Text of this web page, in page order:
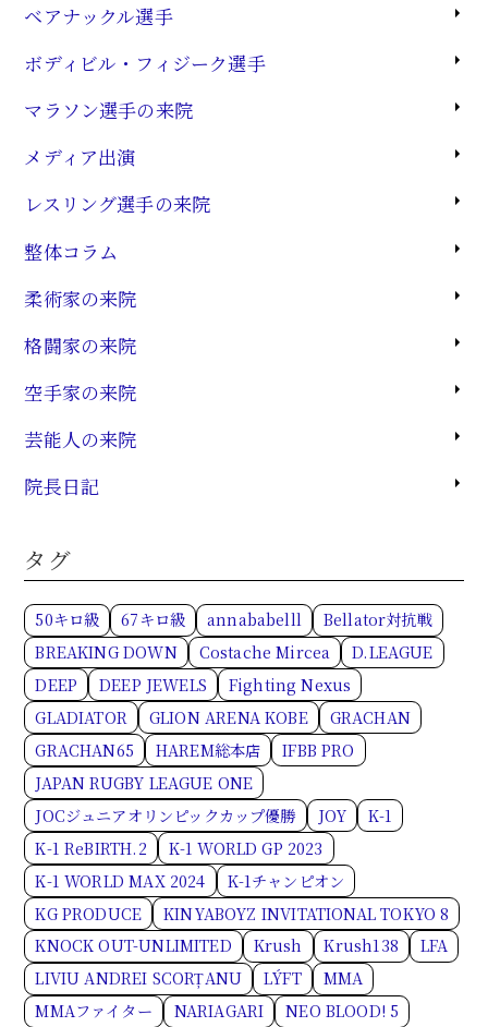
ベアナックル選手
ボディビル・フィジーク選手
マラソン選手の来院
メディア出演
レスリング選手の来院
整体コラム
柔術家の来院
格闘家の来院
空手家の来院
芸能人の来院
院長日記
タグ
50キロ級 67キロ級 annababelll
Bellator対抗戦
BREAKING DOWN
Costache Mircea
D.LEAGUE
DEEP
DEEP JEWELS
Fighting Nexus
GLADIATOR
GLION ARENA KOBE
GRACHAN
GRACHAN65
HAREM総本店
IFBB PRO
JAPAN RUGBY LEAGUE ONE
JOCジュニアオリンピックカップ優勝
JOY
K-1
K-1 ReBIRTH.2
K-1 WORLD GP 2023
K-1 WORLD MAX 2024
K-1チャンピオン
KG PRODUCE
KINYABOYZ INVITATIONAL TOKYO 8
KNOCK OUT-UNLIMITED
Krush Krush138
LFA
LIVIU ANDREI SCORȚANU
LÝFT
MMA
MMAファイター
NARIAGARI NEO BLOOD! 5